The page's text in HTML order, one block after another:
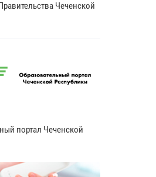
Чеченской
портал Чеченской